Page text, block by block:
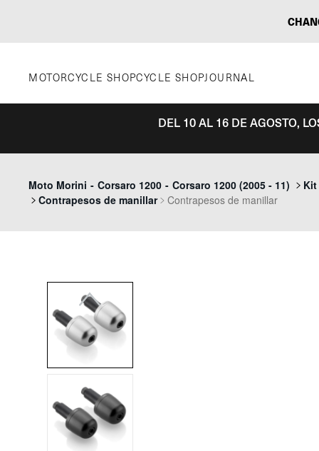
MOTORCYCLE SHOPCYCLE SHOPJOURNAL
DEL 10 AL 16 DE AGOSTO,
Moto Morini - Corsaro 1200 - Corsaro 1200 (2005 - 11)
Contrapesos de manillar
Contrapesos de manillar
Previous